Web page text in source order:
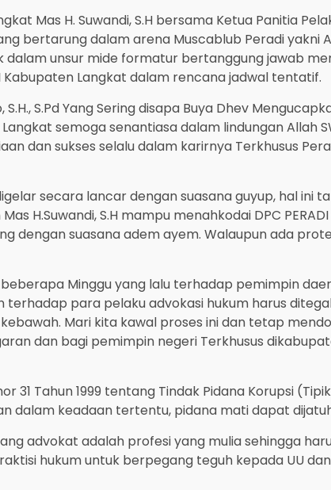
Mas H. Suwandi, S.H bersama Ketua Panitia
bertarung dalam arena Muscablub Peradi yakni
dalam unsur mide formatur bertanggung jawab
Kabupaten Langkat dalam rencana jadwal tentatif.
S.H., S.Pd Yang Sering disapa Buya Dhev
Langkat semoga senantiasa dalam lindungan Allah
dan sukses selalu dalam karirnya Terkhusus
secara lancar dengan suasana guyup, hal ini
H.Suwandi, S.H mampu menahkodai DPC
dengan suasana adem ayem. Walaupun ada
beberapa Minggu yang lalu terhadap pemimpin
para pelaku advokasi hukum harus
Mari kita kawal proses ini dan tetap
dan bagi pemimpin negeri Terkhusus
31 Tahun 1999 tentang Tindak Pidana Korupsi
dalam keadaan tertentu, pidana mati dapat
advokat adalah profesi yang mulia sehingga
hukum untuk berpegang teguh kepada UU